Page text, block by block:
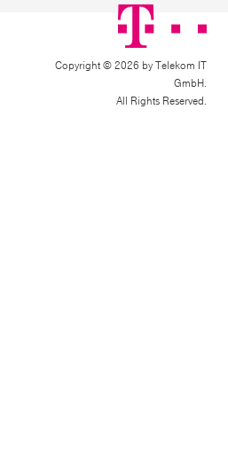
Copyright © 2026 by Telekom IT
GmbH.
All Rights Reserved.